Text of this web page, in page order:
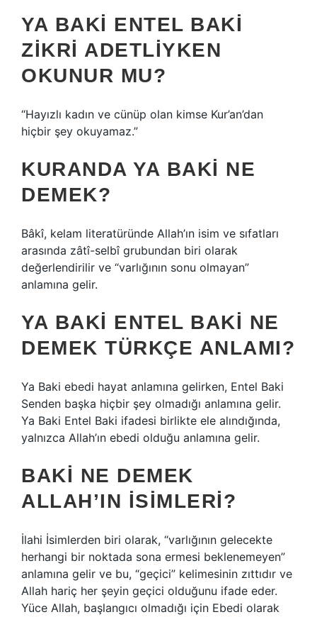
YA BAKI ENTEL BAKI
ZIKRI ADETLIYKEN
OKUNUR MU?
“Hayızlı kadın ve cünüp olan kimse Kur’an’dan
hiçbir şey okuyamaz.”
KURANDA YA BAKI NE
DEMEK?
Bâkî, kelam literatüründe Allah’ın isim ve sıfatları
arasında zâtî-selbî grubundan biri olarak
değerlendirilir ve “varlığının sonu olmayan”
anlamına gelir.
YA BAKI ENTEL BAKI NE
DEMEK TÜRKÇE ANLAMI?
Ya Baki ebedi hayat anlamına gelirken, Entel Baki
Senden başka hiçbir şey olmadığı anlamına gelir.
Ya Baki Entel Baki ifadesi birlikte ele alındığında,
yalnızca Allah’ın ebedi olduğu anlamına gelir.
BAKI NE DEMEK
ALLAH’IN ISIMLERI?
İlahi İsimlerden biri olarak, “varlığının gelecekte
herhangi bir noktada sona ermesi beklenemeyen”
anlamına gelir ve bu, “geçici” kelimesinin zıttıdır ve
Allah hariç her şeyin geçici olduğunu ifade eder.
Yüce Allah, başlangıcı olmadığı için Ebedi olarak